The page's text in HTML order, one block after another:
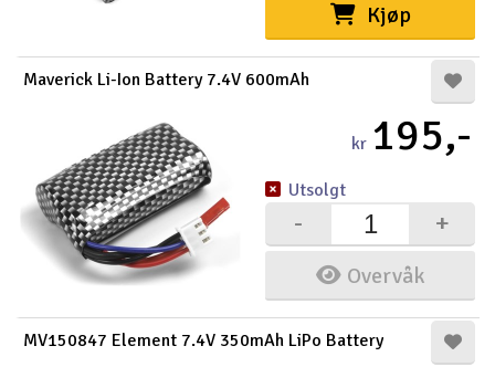
Kjøp
Maverick Li-Ion Battery 7.4V 600mAh
kr 195,-
Overvåk
+
-
Utsolgt
MV150847 Element 7.4V 350mAh LiPo Battery